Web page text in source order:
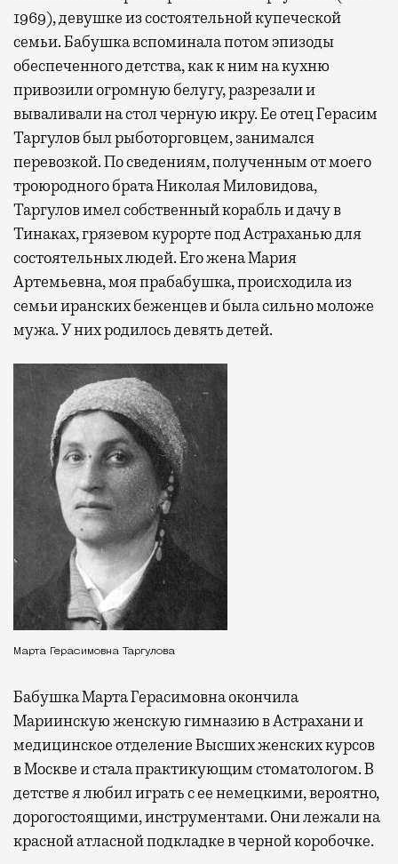
1969), девушке из состоятельной купеческой
семьи. Бабушка вспоминала потом эпизоды
обеспеченного детства, как к ним на кухню
привозили огромную белугу, разрезали и
вываливали на стол черную икру. Ее отец Герасим
Таргулов был рыботорговцем, занимался
перевозкой. По сведениям, полученным от моего
троюродного брата Николая Миловидова,
Таргулов имел собственный корабль и дачу в
Тинаках, грязевом курорте под Астраханью для
состоятельных людей. Его жена Мария
Артемьевна, моя прабабушка, происходила из
семьи иранских беженцев и была сильно моложе
мужа. У них родилось девять детей.
Марта Герасимовна Таргулова
Бабушка Марта Герасимовна окончила
Мариинскую женскую гимназию в Астрахани и
медицинское отделение Высших женских курсов
в Москве и стала практикующим стоматологом. В
детстве я любил играть с ее немецкими, вероятно,
дорогостоящими, инструментами. Они лежали на
красной атласной подкладке в черной коробочке.